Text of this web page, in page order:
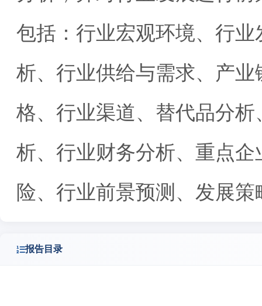
包括：行业宏观环境、行
析、行业供给与需求、产
格、行业渠道、替代品分
析、行业财务分析、重点
险、行业前景预测、发展策
报告目录